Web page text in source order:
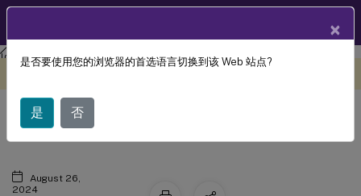
Citrix Secure Private Access Citrix Secure Private Access - 本地
使用 Director 解决问题
August 26,
2024
×
是否要使用您的浏览器的首选语言切换到该 Web 站点?
是 否